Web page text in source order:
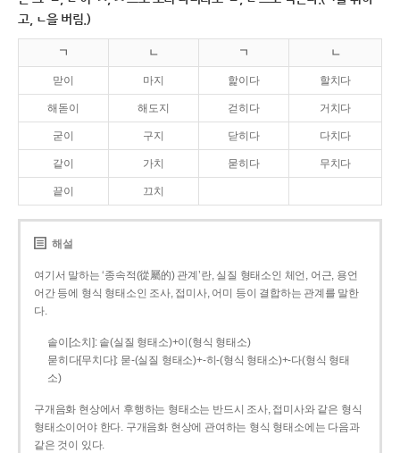
고, ㄴ을 버림.)
ㄱ ㄴ ㄱ ㄴ
맏이 마지 핥이다 할치다
해돋이 해도지 걷히다 거치다
굳이 구지 닫히다 다치다
같이 가치 묻히다 무치다
끝이 끄치
해설
여기서 말하는 ‘종속적(從屬的) 관계’란, 실질 형태소인 체언, 어근, 용언
어간 등에 형식 형태소인 조사, 접미사, 어미 등이 결합하는 관계를 말한
다.
솥이[소치]: 솥(실질 형태소)+이(형식 형태소)
묻히다[무치다]: 묻­-(실질 형태소)+­-히­-(형식 형태소)+-다(형식 형태
소)
구개음화 현상에서 후행하는 형태소는 반드시 조사, 접미사와 같은 형식
형태소이어야 한다. 구개음화 현상에 관여하는 형식 형태소에는 다음과
같은 것이 있다.